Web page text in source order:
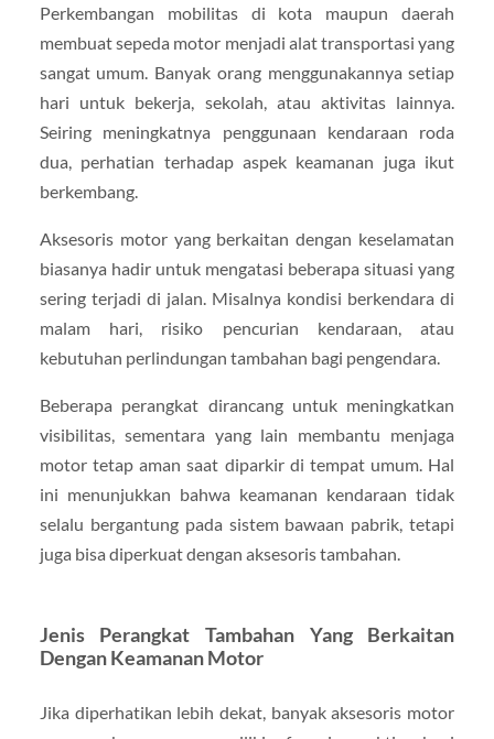
Perkembangan mobilitas di kota maupun daerah
membuat sepeda motor menjadi alat transportasi yang
sangat umum. Banyak orang menggunakannya setiap
hari untuk bekerja, sekolah, atau aktivitas lainnya.
Seiring meningkatnya penggunaan kendaraan roda
dua, perhatian terhadap aspek keamanan juga ikut
berkembang.
Aksesoris motor yang berkaitan dengan keselamatan
biasanya hadir untuk mengatasi beberapa situasi yang
sering terjadi di jalan. Misalnya kondisi berkendara di
malam hari, risiko pencurian kendaraan, atau
kebutuhan perlindungan tambahan bagi pengendara.
Beberapa perangkat dirancang untuk meningkatkan
visibilitas, sementara yang lain membantu menjaga
motor tetap aman saat diparkir di tempat umum. Hal
ini menunjukkan bahwa keamanan kendaraan tidak
selalu bergantung pada sistem bawaan pabrik, tetapi
juga bisa diperkuat dengan aksesoris tambahan.
Jenis Perangkat Tambahan Yang Berkaitan
Dengan Keamanan Motor
Jika diperhatikan lebih dekat, banyak aksesoris motor